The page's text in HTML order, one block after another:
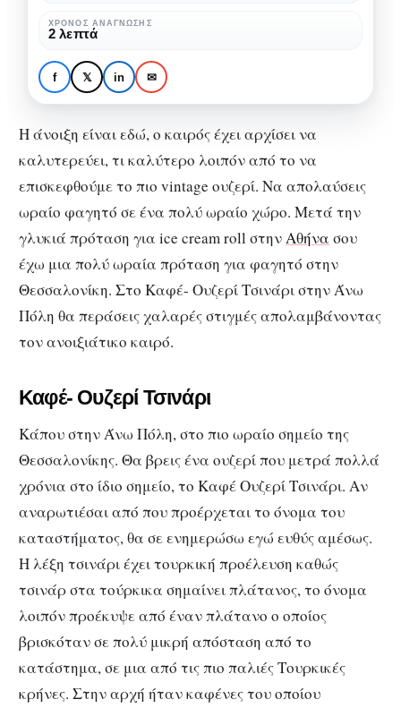
CITY GUIDE ΘΕΣΣΑΛΟΝΊΚΗ
Καφέ-Ουζερί Τσινάρι: Το
πιο vintage ουζερί στην
Θεσσαλονική
πιο
vintage
ουζερί
στην
ΧΡΌΝΟΣ ΑΝΆΓΝΩΣΗΣ
2 λεπτά
f 𝕏 in ✉
Η άνοιξη είναι εδώ, ο καιρός έχει αρχίσει να
καλυτερεύει, τι καλύτερο λοιπόν από το να
επισκεφθούμε το πιο vintage ουζερί. Να απολαύσεις
ωραίο φαγητό σε ένα πολύ ωραίο χώρο. Μετά την
γλυκιά πρόταση για ice cream roll στηνΑθήνα σου
έχω μια πολύ ωραία πρόταση για φαγητό στην
Θεσσαλονίκη. Στο Καφέ- Ουζερί Τσινάρι στην Άνω
Πόλη θα περάσεις χαλαρές στιγμές απολαμβάνοντας
τον ανοιξιάτικο καιρό.
Καφέ- Ουζερί Τσινάρι
Κάπου στην Άνω Πόλη, στο πιο ωραίο σημείο της
Θεσσαλονίκης. Θα βρεις ένα ουζερί που μετρά πολλά
χρόνια στο ίδιο σημείο, το Καφέ Ουζερί Τσινάρι. Αν
αναρωτιέσαι από που προέρχεται το όνομα του
καταστήματος, θα σε ενημερώσω εγώ ευθύς αμέσως.
Η λέξη τσινάρι έχει τουρκική προέλευση καθώς
τσινάρ στα τούρκικα σημαίνει πλάτανος, το όνομα
λοιπόν προέκυψε από έναν πλάτανο ο οποίος
βρισκόταν σε πολύ μικρή απόσταση από το
κατάστημα, σε μια από τις πιο παλιές Τουρκικές
κρήνες. Στην αρχή ήταν καφένες του οποίου